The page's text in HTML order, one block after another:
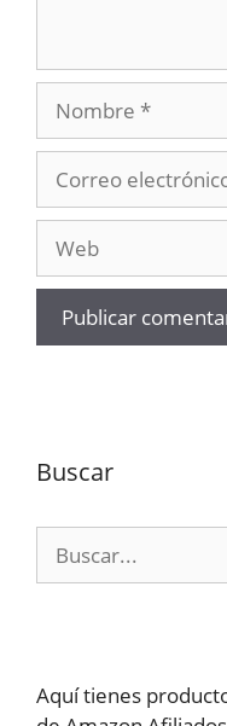
Nombre
electrónico
Buscar
Aquí tienes